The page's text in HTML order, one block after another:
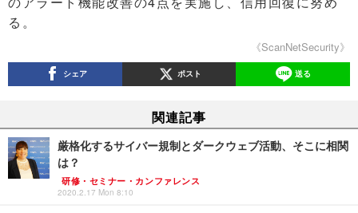
る。
《ScanNetSecurity》
シェア ポスト 送る
関連記事
厳格化するサイバー規制とダークウェブ活動、そこに相関
は？
研修・セミナー・カンファレンス
2020.2.17 Mon 8:10